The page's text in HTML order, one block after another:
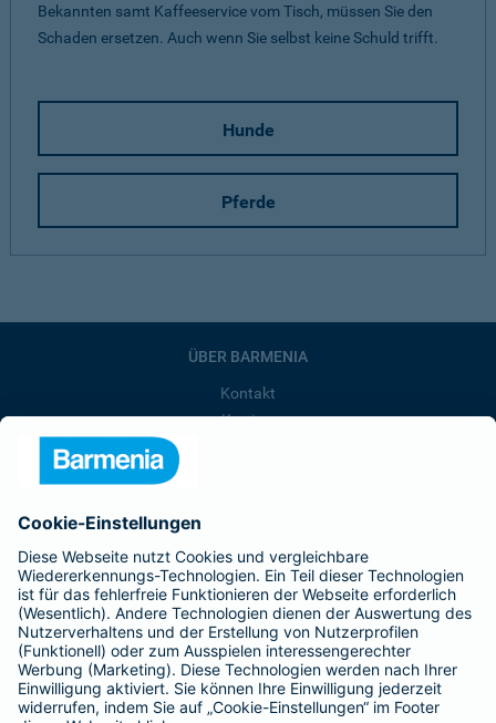
Bekannten samt Kaffeeservice vom Tisch, müssen Sie den
Schaden ersetzen. Auch wenn Sie selbst keine Schuld trifft.
Hunde
Pferde
ÜBER BARMENIA
Kontakt
Karriere
Affiliate-Partner werden
Barmenia ist Teil der BarmeniaGothaer
BELIEBTE SEITEN
Kranken-Zusatzversicherung
Tierversicherungen
Haftpflichtversicherung
Hausratversicherung